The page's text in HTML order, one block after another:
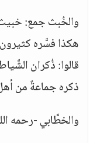
والخُبث جمع:
هكذا فسَّره
قالوا: ذُكران
ذكره جماعةٌ من
والخطَّابي -رحمه